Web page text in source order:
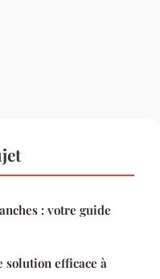
: votre guide
solution efficace à